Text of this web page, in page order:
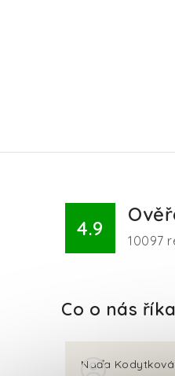
4.9
10097
Naďa Kodytková